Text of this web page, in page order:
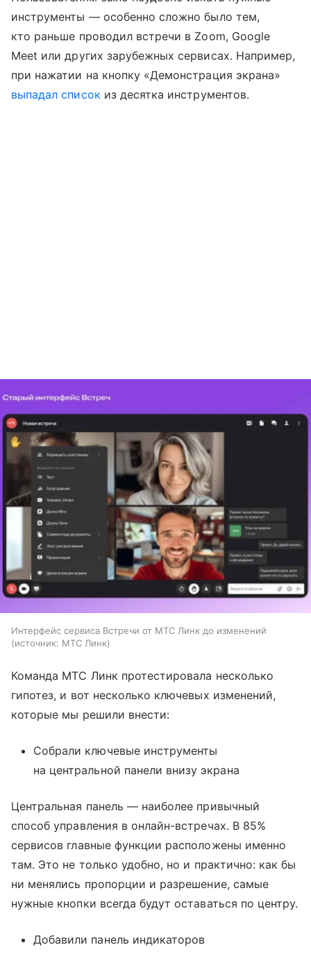
инструменты — особенно сложно было тем,
кто раньше проводил встречи в Zoom, Google
Meet или других зарубежных сервисах. Например,
при нажатии на кнопку «Демонстрация экрана»
выпадал список из десятка инструментов.
Интерфейс сервиса Встречи от МТС Линк до изменений
источник: МТС Линк
Команда МТС Линк протестировала несколько
гипотез, и вот несколько ключевых изменений,
которые мы решили внести:
Собрали ключевые инструменты
на центральной панели внизу экрана
Центральная панель — наиболее привычный
способ управления в онлайн-встречах. В 85%
сервисов главные функции расположены именно
там. Это не только удобно, но и практично: как бы
ни менялись пропорции и разрешение, самые
нужные кнопки всегда будут оставаться по центру.
Добавили панель индикаторов